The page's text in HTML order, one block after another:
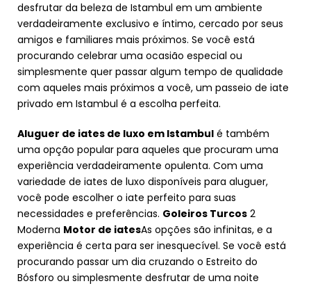
desfrutar da beleza de Istambul em um ambiente
verdadeiramente exclusivo e íntimo, cercado por seus
amigos e familiares mais próximos. Se você está
procurando celebrar uma ocasião especial ou
simplesmente quer passar algum tempo de qualidade
com aqueles mais próximos a você, um passeio de iate
privado em Istambul é a escolha perfeita.
Aluguer de iates de luxo em Istambul é também
uma opção popular para aqueles que procuram uma
experiência verdadeiramente opulenta. Com uma
variedade de iates de luxo disponíveis para aluguer,
você pode escolher o iate perfeito para suas
necessidades e preferências. Goleiros Turcos 2
Moderna Motor de iatesAs opções são infinitas, e a
experiência é certa para ser inesquecível. Se você está
procurando passar um dia cruzando o Estreito do
Bósforo ou simplesmente desfrutar de uma noite